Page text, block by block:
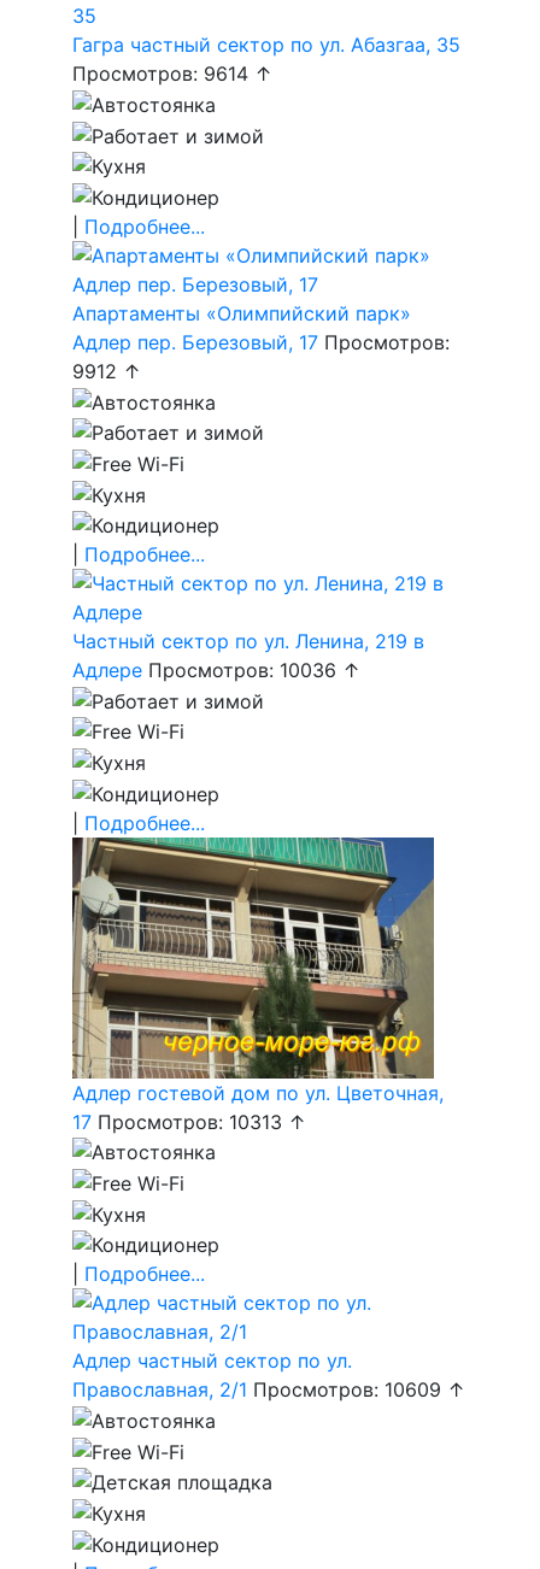
Гагра частный сектор по ул. Абазгаа, 35
Просмотров: 9614 ↑
Подробнее...
Апартаменты «Олимпийский парк»
Адлер пер. Березовый, 17 Просмотров:
9912 ↑
Подробнее...
Частный сектор по ул. Ленина, 219 в
Адлере Просмотров: 10036 ↑
Подробнее...
Адлер гостевой дом по ул. Цветочная,
17 Просмотров: 10313 ↑
Подробнее...
Адлер частный сектор по ул.
Православная, 2/1 Просмотров: 10609 ↑